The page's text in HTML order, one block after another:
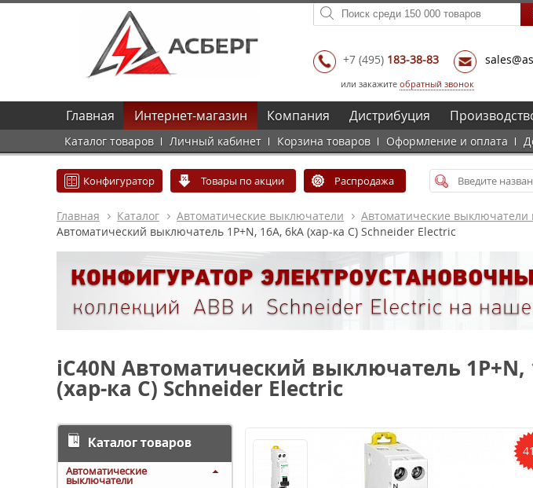
+7 (495) 183-38-83
или закажите обратный звонок
Главная Интернет-магазин
Каталог товаров Личный кабинет Корзина товаров Оформление и оплата
Компания Дистрибуция
Конфигуратор Товары по акции Распродажа
Главная Каталог Автоматические выключатели Автоматические выключатели
Автоматический выключатель 1P+N, 16A, 6kA (хар-ка C) Schneider Electric
iC40N Автоматический выключатель 1P+N,
(хар-ка C) Schneider Electric
Каталог товаров
Автоматические
выключатели